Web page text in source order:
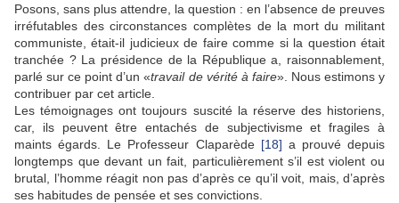
Posons, sans plus attendre, la question : en l’absence de preuves
irréfutables des circonstances complètes de la mort du militant
communiste, était-il judicieux de faire comme si la question était
tranchée ? La présidence de la République a, raisonnablement,
parlé sur ce point d’un «travail de vérité à faire». Nous estimons y
contribuer par cet article.
Les témoignages ont toujours suscité la réserve des historiens,
car, ils peuvent être entachés de subjectivisme et fragiles à
maints égards. Le Professeur Claparède [18] a prouvé depuis
longtemps que devant un fait, particulièrement s’il est violent ou
brutal, l’homme réagit non pas d’après ce qu’il voit, mais, d’après
ses habitudes de pensée et ses convictions.